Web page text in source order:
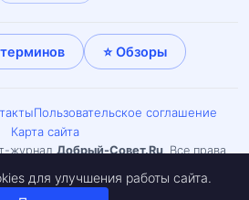
⭐ Обзоры
Пользовательское соглашение
Карта сайта
журнал Добрый-Совет.Ru. Все права
Может встречаться материал 18+.
для улучшения работы сайта.